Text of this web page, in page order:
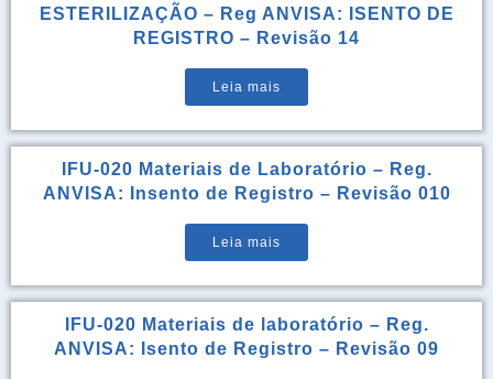
ESTERILIZAÇÃO – Reg ANVISA: ISENTO DE
REGISTRO – Revisão 14
Leia mais
IFU-020 Materiais de Laboratório – Reg.
ANVISA: Insento de Registro – Revisão 010
Leia mais
IFU-020 Materiais de laboratório – Reg.
ANVISA: Isento de Registro – Revisão 09